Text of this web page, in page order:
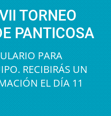
TORNEO
PANTICOSA
PARA
RECIBIRÁS UN
EL DÍA 11